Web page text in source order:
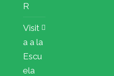
R
Visit
a a la
Escu
ela